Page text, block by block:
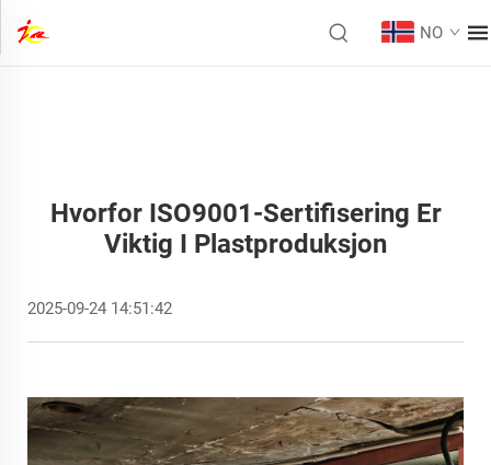
NO
Hvorfor ISO9001-Sertifisering Er
Viktig I Plastproduksjon
2025-09-24 14:51:42